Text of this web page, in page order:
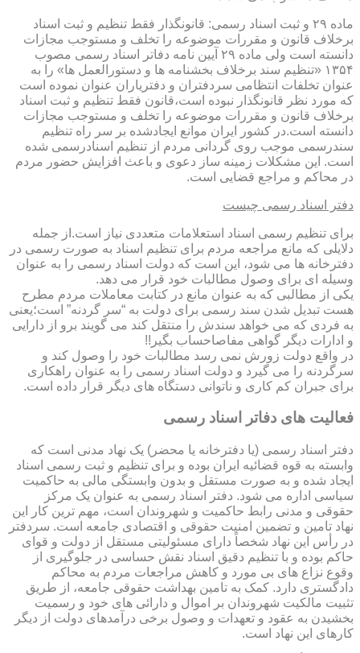
ماده ۲۹ و ثبت اسناد رسمی: قانونگذار فقط تنظیم و ثبت اسناد
برخلاف قانون و مقررات موضوعه را تخلف و مستوجب مجازات
دانسته است ولی ماده ۲۹ آیین نامه دفاتر اسناد رسمی مصوب
۱۳۵۴ «تنظیم سند برخلاف بخشنامه ها و دستورالعمل ها» را به
عنوان تخلفات انتظامی سردفتران و دفتریاران عنوان نموده است
که مورد نظر قانونگذار نبوده است،قانون فقط تنظیم و ثبت اسناد
برخلاف قانون و مقررات موضوعه را تخلف و مستوجب مجازات
دانسته است.در کشور ایران موانع ایجادشده بر سر راه تنظیم
سندرسمی موجب روی گردانی مردم از تنظیم اسنادرسمی شده
است. این مشکلات زمینه ساز دعوی و باعث افزایش حضور مردم
در محاکم و مراجع قضایی است.
دفتر اسناد رسمی چیست
برای تنظیم رسمی اسناد استعلامات متعددی نیاز است.از جمله
دلایلی که مانع مراجعه مردم برای تنظیم اسناد به صورت رسمی در
دفترخانه ها می شود، این است که دولت اسناد رسمی را به عنوان
وسیله ای برای وصول مطالبات خود قرار می دهد.
یکی از مطالبی که به عنوان مانع در کتابت معاملات مردم مطرح
هست تبدیل شدن سند رسمی برای دولت به “سر گردنه” است؛یعنی
به فردی که می خواهد سندش را منتقل کند می گویند برو از دارایی
و ادارات دیگر گواهی مفاصاحساب بگیر!!
در واقع دولت زورش نمی رسد مطالبات خود را وصول کند و
سرگردنه را می گیرد و دولت اسناد رسمی را به عنوان راهکاری
برای جبران کم کاری و ناتوانی دستگاه های دیگر قرار داده است.
فعالیت های دفاتر اسناد رسمی
دفتر اسناد رسمی (یا دفترخانه یا محضر) یک نهاد مدنی است که
وابسته به قوه قضائیه ایران بوده و برای تنظیم و ثبت رسمی اسناد
ایجاد شده و به صورت مستقل و بدون وابستگی مالی به حاکمیت
سیاسی اداره می شود. دفتر اسناد رسمی به عنوان یک مرکز
حقوقی و مدنی رابط حاکمیت و شهروندان است، مهم ترین کار این
نهاد تامین و تضمین امنیت حقوقی و اقتصادی جامعه است. سردفتر
در رأس این نهاد شخصاً دارای مسئولیتی مستقل از دولت و قوای
حاکم بوده و با تنظیم دقیق اسناد نقش حساسی در جلوگیری از
وقوع نزاع های بی مورد و کاهش مراجعات مردم به محاکم
دادگستری دارد. کمک به تامین بهداشت حقوقی جامعه، از طریق
تثبیت مالکیت شهروندان بر اموال و دارائی های خود و رسمیت
بخشیدن به عقود و تعهدات و وصول برخی درآمدهای دولت از دیگر
کارهای این نهاد است.